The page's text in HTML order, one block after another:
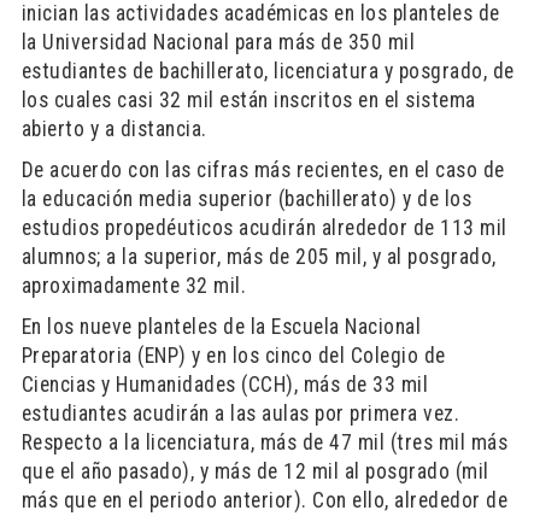
inician las actividades académicas en los planteles de
la Universidad Nacional para más de 350 mil
estudiantes de bachillerato, licenciatura y posgrado, de
los cuales casi 32 mil están inscritos en el sistema
abierto y a distancia.
De acuerdo con las cifras más recientes, en el caso de
la educación media superior (bachillerato) y de los
estudios propedéuticos acudirán alrededor de 113 mil
alumnos; a la superior, más de 205 mil, y al posgrado,
aproximadamente 32 mil.
En los nueve planteles de la Escuela Nacional
Preparatoria (ENP) y en los cinco del Colegio de
Ciencias y Humanidades (CCH), más de 33 mil
estudiantes acudirán a las aulas por primera vez.
Respecto a la licenciatura, más de 47 mil (tres mil más
que el año pasado), y más de 12 mil al posgrado (mil
más que en el periodo anterior). Con ello, alrededor de